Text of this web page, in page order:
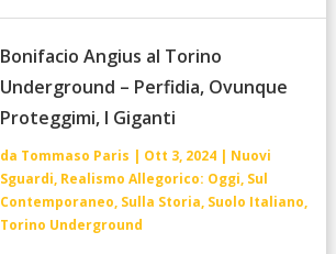
Bonifacio Angius al Torino
Underground – Perfidia, Ovunque
Proteggimi, I Giganti
da Tommaso Paris | Ott 3, 2024| Nuovi
Sguardi, Realismo Allegorico: Oggi, Sul
Contemporaneo, Sulla Storia, Suolo Italiano,
Torino Underground